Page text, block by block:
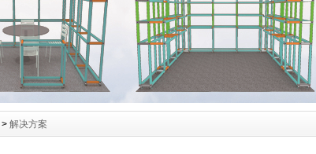
> 解决方案